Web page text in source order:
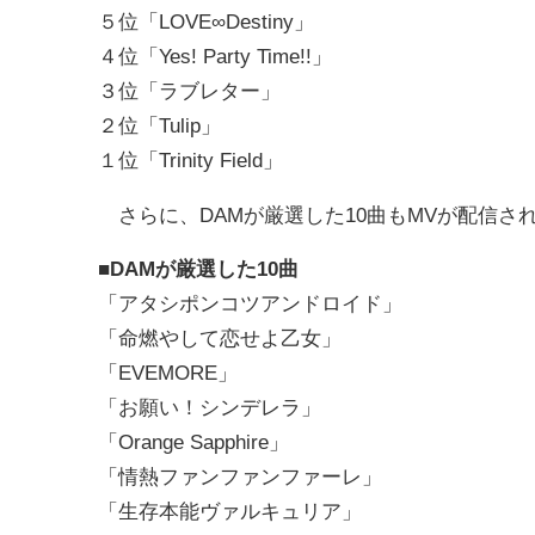
５位「LOVE∞Destiny」
４位「Yes! Party Time!!」
３位「ラブレター」
２位「Tulip」
１位「Trinity Field」
さらに、DAMが厳選した10曲もMVが配信され
■DAMが厳選した10曲
「アタシポンコツアンドロイド」
「命燃やして恋せよ乙女」
「EVEMORE」
「お願い！シンデレラ」
「Orange Sapphire」
「情熱ファンファンファーレ」
「生存本能ヴァルキュリア」